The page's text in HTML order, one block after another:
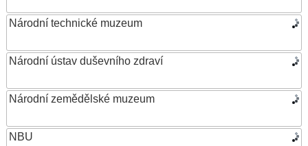
Národní technické muzeum
Národní ústav duševního zdraví
Národní zemědělské muzeum
NBU